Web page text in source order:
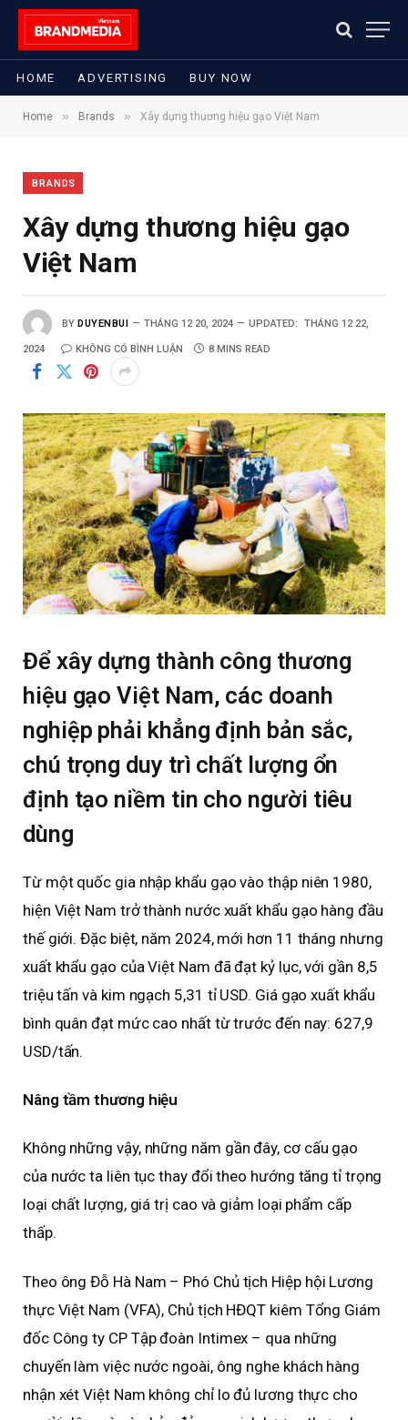
HOME ADVERTISING BUY NOW
Home » Brands » Xây dựng thương hiệu gạo Việt Nam
BRANDS
Xây dựng thương hiệu gạo
Việt Nam
BY DUYENBUI THÁNG 12 20, 2024 UPDATED: THÁNG 12 22,
2024 KHÔNG CÓ BÌNH LUẬN 8 MINS READ
Để xây dựng thành công thương
hiệu gạo Việt Nam, các doanh
nghiệp phải khẳng định bản sắc,
chú trọng duy trì chất lượng ổn
định tạo niềm tin cho người tiêu
dùng
Từ một quốc gia nhập khẩu gạo vào thập niên 1980,
hiện Việt Nam trở thành nước xuất khẩu gạo hàng đầu
thế giới. Đặc biệt, năm 2024, mới hơn 11 tháng nhưng
xuất khẩu gạo của Việt Nam đã đạt kỷ lục, với gần 8,5
triệu tấn và kim ngạch 5,31 tỉ USD. Giá gạo xuất khẩu
bình quân đạt mức cao nhất từ trước đến nay: 627,9
USD/tấn.
Nâng tầm thương hiệu
Không những vậy, những năm gần đây, cơ cấu gạo
của nước ta liên tục thay đổi theo hướng tăng tỉ trọng
loại chất lượng, giá trị cao và giảm loại phẩm cấp
thấp.
Theo ông Đỗ Hà Nam – Phó Chủ tịch Hiệp hội Lương
thực Việt Nam (VFA), Chủ tịch HĐQT kiêm Tổng Giám
đốc Công ty CP Tập đoàn Intimex – qua những
chuyến làm việc nước ngoài, ông nghe khách hàng
nhận xét Việt Nam không chỉ lo đủ lương thực cho